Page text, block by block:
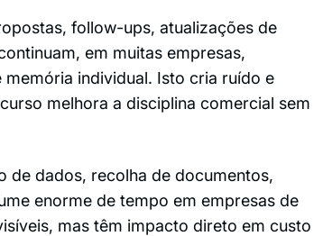
follow-ups, atualizações de
em muitas empresas,
individual. Isto cria ruído e
melhora a disciplina comercial sem
de dados, recolha de documentos,
enorme de tempo em empresas de
mas têm impacto direto em custo